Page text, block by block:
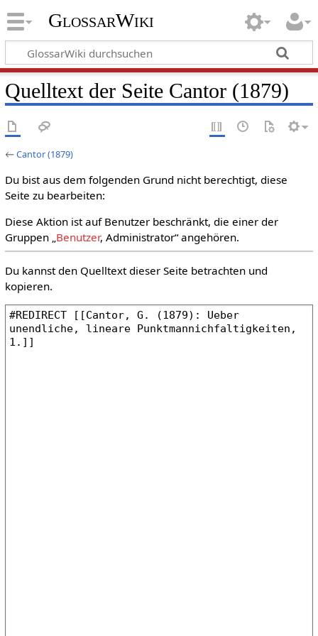
GlossarWiki
Quelltext der Seite Cantor (1879)
←Cantor (1879)
Du bist aus dem folgenden Grund nicht berechtigt, diese
Seite zu bearbeiten:
Diese Aktion ist auf Benutzer beschränkt, die einer der
Gruppen „Benutzer, Administrator“ angehören.
Du kannst den Quelltext dieser Seite betrachten und
kopieren.